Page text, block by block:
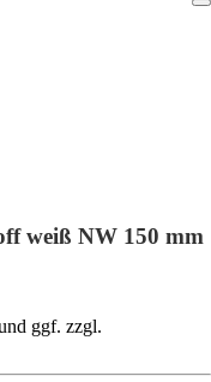
weiß NW 150 mm
ggf. zzgl.